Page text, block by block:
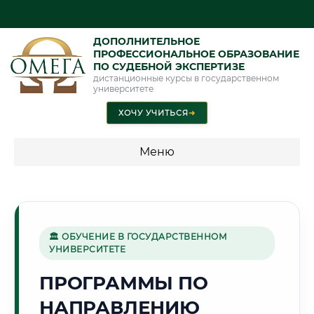
ДОПОЛНИТЕЛЬНОЕ
ПРОФЕССИОНАЛЬНОЕ ОБРАЗОВАНИЕ
ПО СУДЕБНОЙ ЭКСПЕРТИЗЕ
дистанционные курсы в государственном
университете
ХОЧУ УЧИТЬСЯ➜
Меню
специальности"
Стоимость по программам обучения "Судебная экспертиза"
Стоимость по программам обучения "Экспертиза"
🏛 ОБУЧЕНИЕ В ГОСУДАРСТВЕННОМ
УНИВЕРСИТЕТЕ
ПРОГРАММЫ ПО
НАПРАВЛЕНИЮ